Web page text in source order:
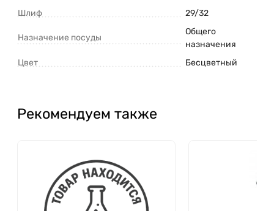
Шлиф 29/32
Назначение посуды
Общего
назначения
Цвет
Бесцветный
Рекомендуем также